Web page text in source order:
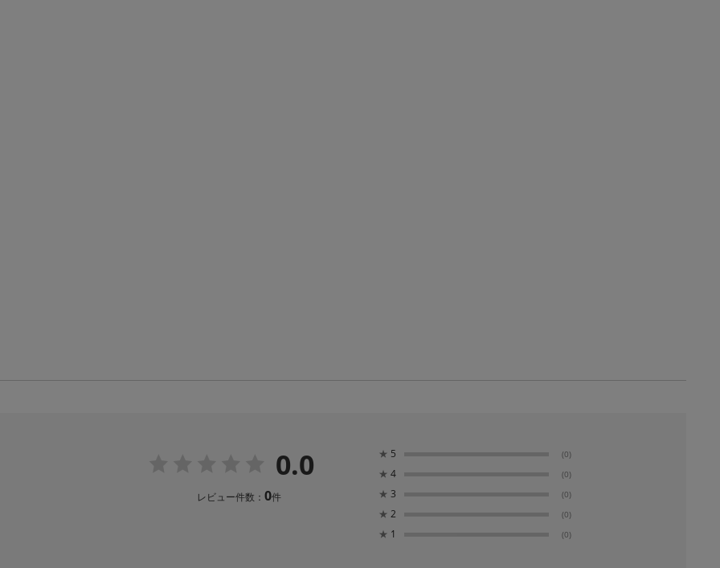
0.0
レビュー件数： 0件
★ 5 (0)
★ 4 (0)
★ 3 (0)
★ 2 (0)
★ 1 (0)